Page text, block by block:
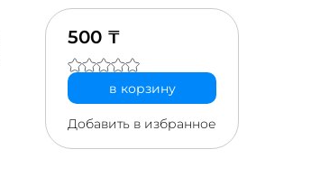
500 ₸
в корзину
Добавить в избранное